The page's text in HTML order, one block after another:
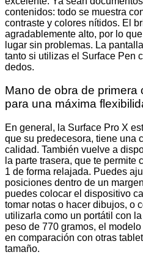
contenidos: todo se muestra
contraste y colores nítidos. El
agradablemente alto, por lo
lugar sin problemas. La
tanto si utilizas el Surface Pen
dedos.
Mano de obra de primera
para una máxima
En general, la Surface Pro X
que su predecesora, tiene una
calidad. También vuelve a
la parte trasera, que te permite
1 de forma relajada. Puedes
posiciones dentro de un
puedes colocar el dispositivo
tomar notas o hacer dibujos, o
utilizarla como un portátil con
peso de 770 gramos, el
en comparación con otras
tamaño.